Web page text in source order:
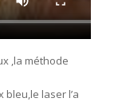
,la méthode
bleu,le laser l’a